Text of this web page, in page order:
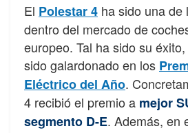
El Polestar 4 ha sido una de
dentro del mercado de
europeo. Tal ha sido su
sido galardonado en los
Eléctrico del Año.
4 recibió el premio a mejor
segmento D-E. Además, en